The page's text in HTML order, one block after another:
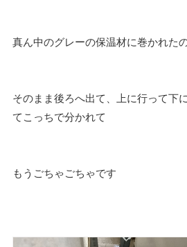
真ん中のグレーの保温材に巻かれた
そのまま後ろへ出て、上に行って下
てこっちで分かれて
もうごちゃごちゃです